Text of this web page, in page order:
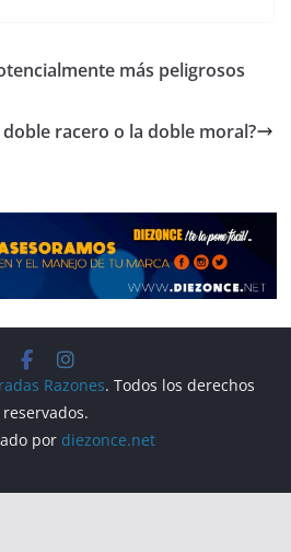
s
p
p
tir
más peligrosos
racero o la doble moral?
Razones. Todos los derechos
reservados.
por diezonce.net